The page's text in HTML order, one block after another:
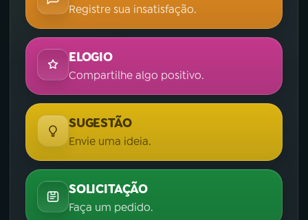
Registre sua insatisfação.
ELOGIO
Compartilhe algo positivo.
SUGESTÃO
Envie uma ideia.
SOLICITAÇÃO
Faça um pedido.